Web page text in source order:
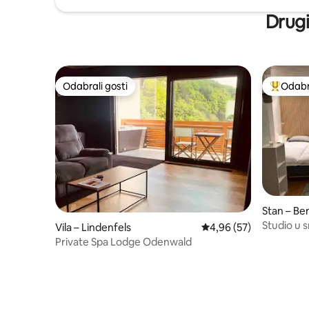
Odabrali gosti
Odabrali gosti
Vila – Lindenfels Prosječna ocjena:
4,96 (57)
Private Spa Lodge Odenwald
Među
Stan –
Studio u